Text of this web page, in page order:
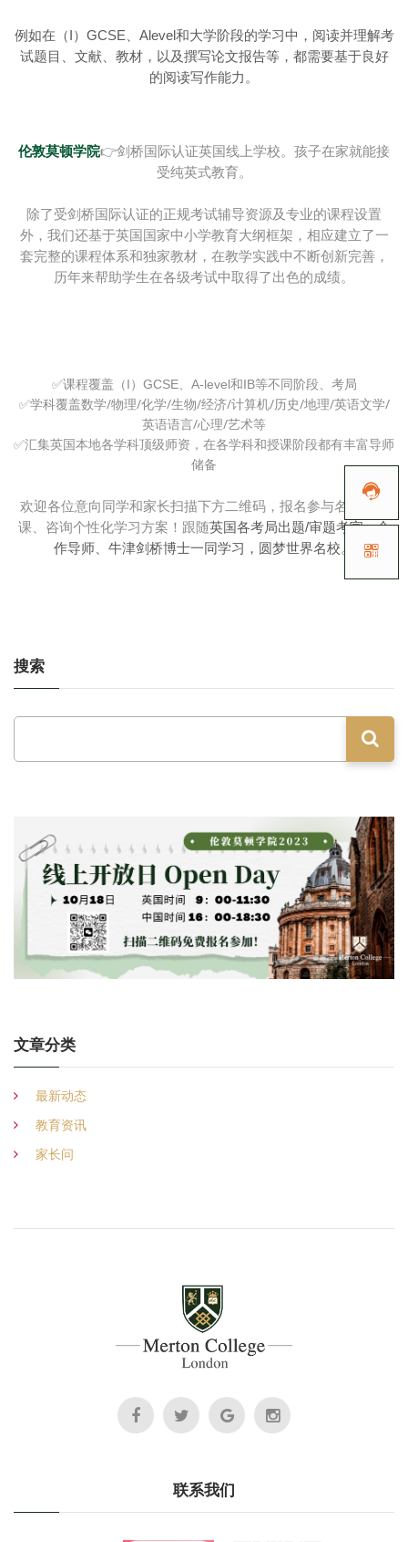
例如在（I）GCSE、Alevel和大学阶段的学习中，阅读并理解考
试题目、文献、教材，以及撰写论文报告等，都需要基于良好
的阅读写作能力。
伦敦莫顿学院👉剑桥国际认证英国线上学校。 孩子在家就能接
受纯英式教育。
除了受剑桥国际认证的正规考试辅导资源及专业的课程设置
外，我们还基于英国国家中小学教育大纲框架，相应建立了一
套完整的课程体系和独家教材，在教学实践中不断创新完善，
历年来帮助学生在各级考试中取得了出色的成绩。
✅课程覆盖（I）GCSE、A-level和IB等不同阶段、考局
✅学科覆盖数学/物理/化学/生物/经济/计算机/历史/地理/英语文学/
英语语言/心理/艺术等
✅汇集英国本地各学科顶级师资，在各学科和授课阶段都有丰富导师
储备
欢迎各位意向同学和家长扫描下方二维码，报名参与名师试听
课、咨询个性化学习方案！跟随英国各考局出题/审题考官、合
作导师、牛津剑桥博士一同学习，圆梦世界名校。
搜索
文章分类
最新动态
教育资讯
家长问
联系我们

